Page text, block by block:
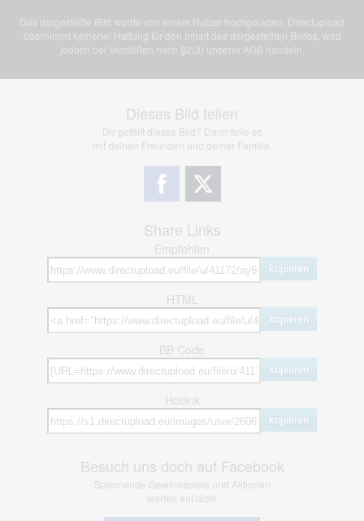
Das dargestellte Bild wurde von einem Nutzer hochgeladen. Directupload
übernimmt keinerlei Haftung für den Inhalt des dargestellten Bildes, wird
jedoch bei Verstößen nach §2(3) unserer AGB handeln.
Dieses Bild teilen
Dir gefällt dieses Bild? Dann teile es
mit deinen Freunden und deiner Familie.
Share Links
Empfohlen
kopieren
HTML
kopieren
BB Code
kopieren
Hotlink
kopieren
Besuch uns doch auf Facebook
Spannende Gewinnspiele und Aktionen
warten auf dich!